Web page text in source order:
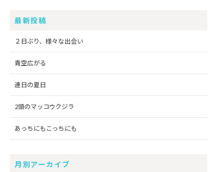
最新投稿
２日ぶり、様々な出会い
青空広がる
連日の夏日
2頭のマッコウクジラ
あっちにもこっちにも
月別アーカイブ